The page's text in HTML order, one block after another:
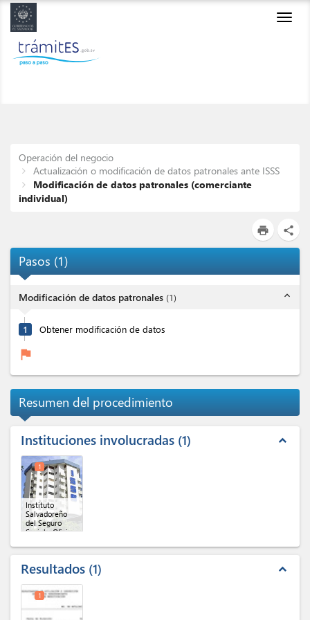
Operación del negocio
Actualización o modificación de datos patronales ante ISSS
Modificación de datos patronales (comerciante
individual)
print share
Pasos (1)
Modificación de datos patronales (1) expand_less
1 Obtener modificación de datos
flag
Resumen del procedimiento
Instituciones involucradas 1 expand_less
Instituto
Salvadoreño
del Seguro
Social - Oficina
1
Resultados 1 expand_less
1